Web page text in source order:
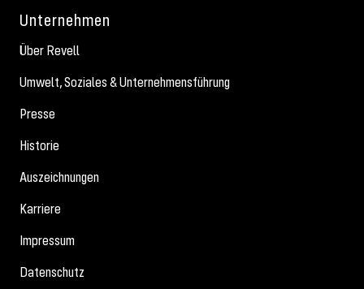
Unternehmen
Über Revell
Umwelt, Soziales & Unternehmensführung
Presse
Historie
Auszeichnungen
Karriere
Impressum
Datenschutz